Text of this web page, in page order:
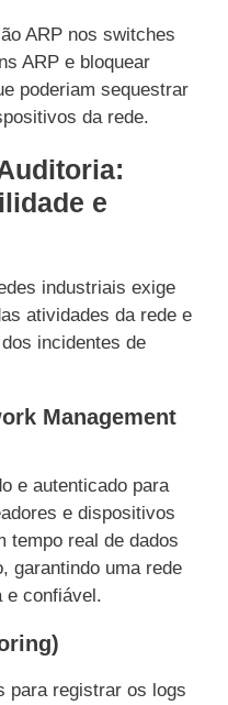
ARP nos switches
ARP e bloquear
poderiam sequestrar
da rede.
e
industriais exige
atividades da rede e
incidentes de
Management
e autenticado para
e dispositivos
tempo real de dados
garantindo uma rede
e confiável.
para registrar os logs